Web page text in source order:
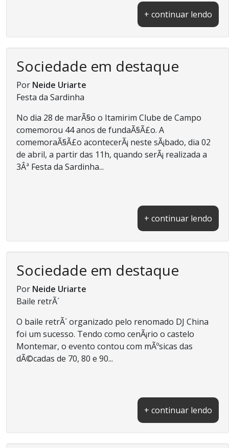
+ continuar lendo
Sociedade em destaque
Por Neide Uriarte
Festa da Sardinha
No dia 28 de marÃ§o o Itamirim Clube de Campo
comemorou 44 anos de fundaÃ§Ã£o. A
comemoraÃ§Ã£o acontecerÃ¡ neste sÃ¡bado, dia 02
de abril, a partir das 11h, quando serÃ¡ realizada a
3Âª Festa da Sardinha...
+ continuar lendo
Sociedade em destaque
Por Neide Uriarte
Baile retrÃ´
O baile retrÃ´ organizado pelo renomado DJ China
foi um sucesso. Tendo como cenÃ¡rio o castelo
Montemar, o evento contou com mÃºsicas das
dÃ©cadas de 70, 80 e 90...
+ continuar lendo